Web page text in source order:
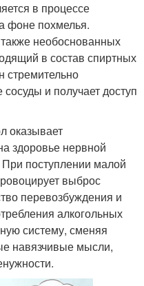
в процессе
фоне похмелья.
необоснованных
в состав спиртных
стремительно
и получает доступ
оказывает
здоровье нервной
поступлении малой
выброс
перевозбуждения и
алкогольных
систему, сменяя
навязчивые мысли,